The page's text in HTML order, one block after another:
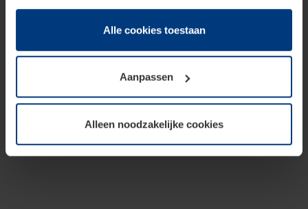
dienstverlening hebben verzameld.
Juridisch zijn wij gerechtigd om cookies op uw computer
onze pagina's absoluut noodzakelijk is. Voor alle andere
soorten cookies is uw toestemming vereist. Uw
toestemming kunt u op elk moment bij de uitleg van de
wijzigen of herroepen.
Alle cookies toestaan
Aanpassen
Alleen noodzakelijke cookies